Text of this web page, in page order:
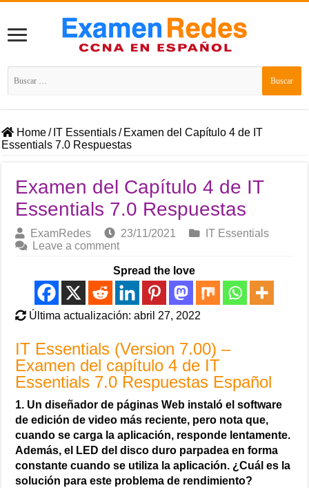
Buscar:
Home/ IT Essentials/ Examen del Capítulo 4 de IT
Essentials 7.0 Respuestas
Examen del Capítulo 4 de IT
Essentials 7.0 Respuestas
ExamRedes 23/11/2021
IT Essentials
Leave a comment
Spread the love
Última actualización: abril 27, 2022
IT Essentials (Version 7.00) –
Examen del capítulo 4 de IT
Essentials 7.0 Respuestas Español
1. Un diseñador de páginas Web instaló el software
de edición de video más reciente, pero nota que,
cuando se carga la aplicación, responde lentamente.
Además, el LED del disco duro parpadea en forma
constante cuando se utiliza la aplicación. ¿Cuál es la
solución para este problema de rendimiento?